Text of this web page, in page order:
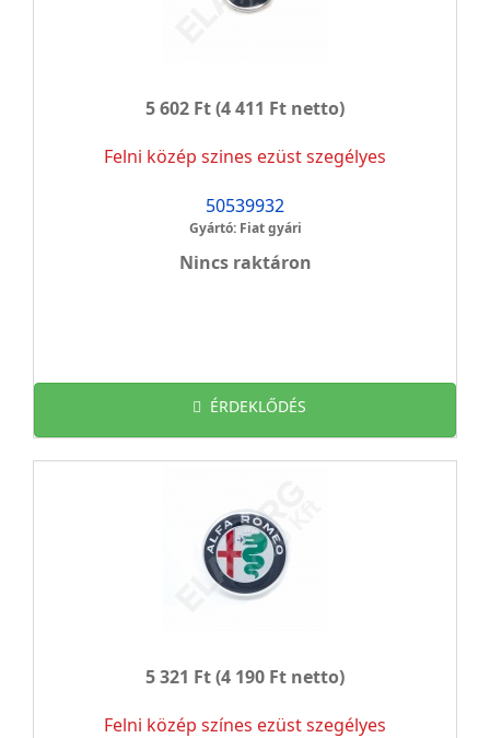
5 602 Ft(4 411 Ft netto)
Felni közép szines ezüst szegélyes
50539932
Gyártó: Fiat gyári
Nincs raktáron
ÉRDEKLŐDÉS
5 321 Ft(4 190 Ft netto)
Felni közép színes ezüst szegélyes